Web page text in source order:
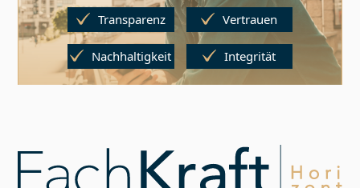
Transparenz Vertrauen
Nachhaltigkeit Integrität